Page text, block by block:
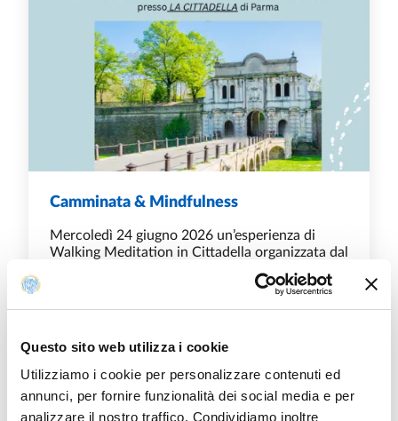
Questo sito web utilizza i cookie
Utilizziamo i cookie per personalizzare contenuti ed
annunci, per fornire funzionalità dei social media e per
analizzare il nostro traffico. Condividiamo inoltre
Camminata & Mindfulness
Mercoledì 24 giugno 2026 un’esperienza di
Walking Meditation in Cittadella organizzata dal
SCOPRI DI PIÙ